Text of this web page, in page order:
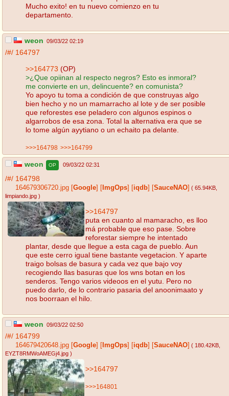
Mucho exito! en tu nuevo comienzo en tu
departamento.
weon 09/03/22 02:19
/#/ 164797
>>164773 (OP)
>¿Que opiinan al respecto negros? Esto es inmoral?
me convierte en un, delincuente? en comunista?
Yo apoyo tu toma a condición de que construyas algo
bien hecho y no un mamarracho al lote y de ser posible
que reforestes ese peladero con algunos espinos o
algarrobos de esa zona. Total la alternativa era que se
lo tome algún ayytiano o un echaito pa delante.
>>>164798 >>>164799
weon OP 09/03/22 02:31
/#/ 164798
164679306720.jpg Google ImgOps iqdb SauceNAO ( 65.94KB
limpiando.jpg )
>>164797
puta en cuanto al mamaracho, es lloo
má probable que eso pase. Sobre
reforestar siempre he intentado
plantar, desde que llegue a esta caga de pueblo. Aun
que este cerro igual tiene bastante vegetacion. Y aparte
traigo bolsas de basura y cada vez que bajo voy
recogiendo llas basuras que los wns botan en los
senderos. Tengo varios videoos en el yutu. Pero no
puedo darlo, de lo contrario pasaria del anoonimaato y
nos boorraan el hilo.
weon 09/03/22 02:50
/#/ 164799
164679420648.jpg Google ImgOps iqdb SauceNAO ( 180.42KB
EYZT8RMWoAMEGj4.jpg )
>>164797
>>>164801